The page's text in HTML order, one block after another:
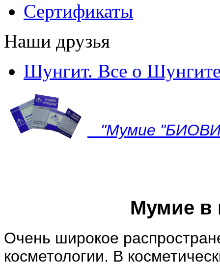
Сертификаты
Наши друзья
Шунгит. Все о
"Мумие
Мумие в
Очень широкое
косметологии. В